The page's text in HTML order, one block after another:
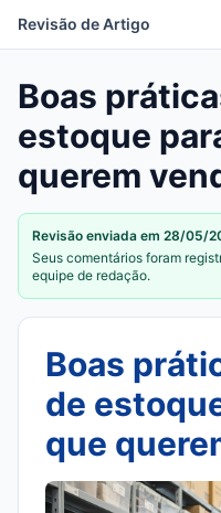
Revisão de Artigo
Boas
estoque
querem
Revisão enviada em 28/05/
Seus comentários foram
equipe de redação.
Boas
de
que